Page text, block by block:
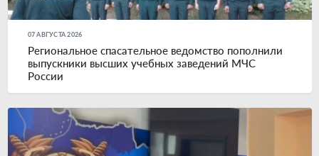
07 АВГУСТА 2026
Региональное спасательное ведомство пополнили
выпускники высших учебных заведений МЧС
России